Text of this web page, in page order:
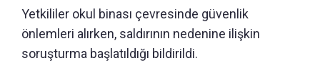
Yetkililer okul binası çevresinde güvenlik
önlemleri alırken, saldırının nedenine ilişkin
soruşturma başlatıldığı bildirildi.